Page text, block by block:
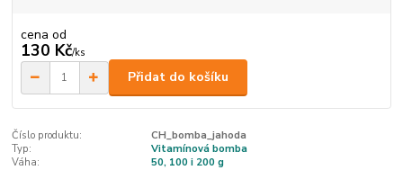
cena od
130 Kč/ks
Přidat do košíku
Číslo produktu:
CH_bomba_jahoda
Typ:
Vitamínová bomba
Váha:
50, 100 i 200 g